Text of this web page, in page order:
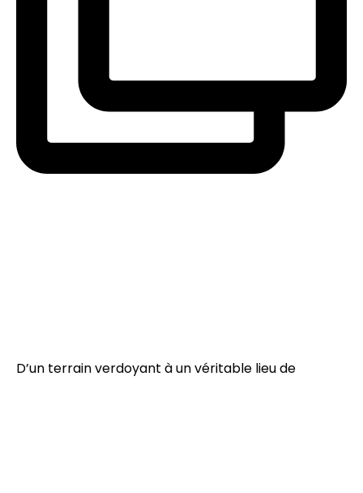
D’un terrain verdoyant à un véritable lieu de